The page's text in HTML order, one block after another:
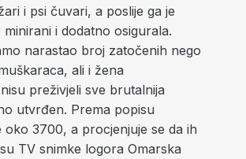
i psi čuvari, a poslije ga je
i dodatno osigurala.
narastao broj zatočenih nego
ali i žena
preživjeli sve brutalnija
utvrđen. Prema popisu
3700, a procjenjuje se da ih
TV snimke logora Omarska